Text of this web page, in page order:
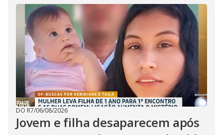
DO R7/06/08/2026
Jovem e filha desaparecem após